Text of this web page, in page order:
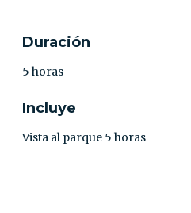
Duración
5 horas
Incluye
Vista al parque 5 horas